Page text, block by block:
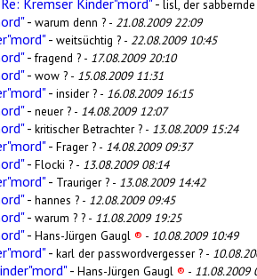
Re: Kremser Kinder"mord"- lisl, der
- warum denn ? - 21.08.2009 22:09
- weitsüchtig ? - 22.08.2009 10:45
-fragend ? - 17.08.2009 20:10
- wow ? - 15.08.2009 11:31
- insider ? - 16.08.2009 16:15
- neuer ? - 14.08.2009 12:07
- kritischer Betrachter ? - 13.08.2009 15:24
- Frager ? - 14.08.2009 09:37
- Flocki ? - 13.08.2009 08:14
- Trauriger ? - 13.08.2009 14:42
- hannes ? - 12.08.2009 09:45
- warum ? ? - 11.08.2009 19:25
- Hans-Jürgen Gaugl ® - 10.08.2009 10:49
- karl der passwordvergesser ? -
- Hans-Jürgen Gaugl ® - 11.08.2009